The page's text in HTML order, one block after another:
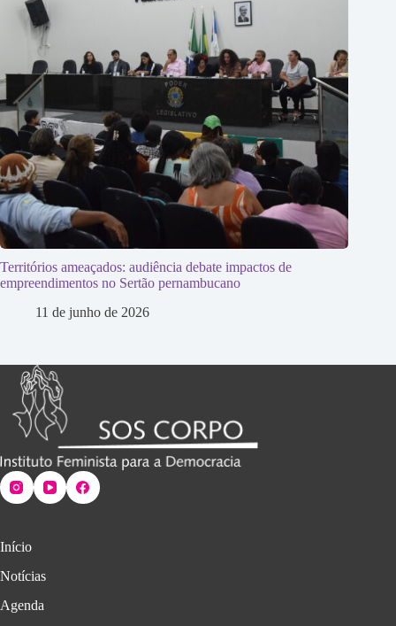
Territórios ameaçados: audiência debate impactos de
empreendimentos no Sertão pernambucano
11 de junho de 2026
Início
Notícias
Agenda